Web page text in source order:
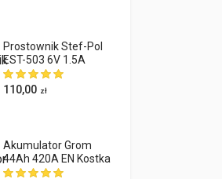
Prostownik Stef-Pol
EST-503 6V 1.5A
110,00 zł
Akumulator Grom
44Ah 420A EN Kostka
PRAWY PLUS